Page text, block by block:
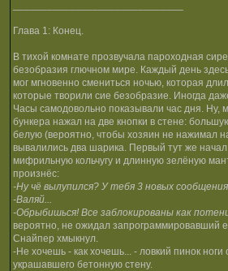
Глава 1: Конец.
В тихой комнате прозвучала пароходная
безобразия глючном мире. Каждый день
мог мгновенно смениться ночью, которая
которые творили сие безобразие. Иногда
Часы самодовольно показывали час дня. Ну,
бункера нажал на две кнопки в стене:
белую (вероятно, чтобы хозяин не нажимал
вывалились два шарика. Первый тут же
мифрильную кольчугу и длинную зелёную
произнёс:
-Ну чё вылупился? У тебя 3 новых
-Валяй...
-Обрыбишься! Все заблокированы как
вероятно, не ожидал запрограммировавший
Снайпер хмыкнул.
-Не хочешь - как хочешь... - ловкий пинок
украшавшего бетонную стену.